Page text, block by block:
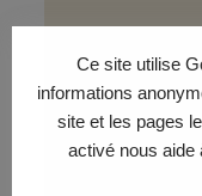
Ce site utilise
informations
site et les pages
activé nous aide